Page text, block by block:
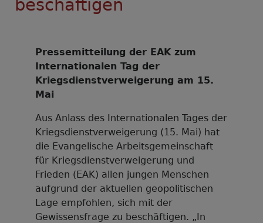
beschäftigen
Pressemitteilung der EAK zum
Internationalen Tag der
Kriegsdienstverweigerung am 15.
Mai
Aus Anlass des Internationalen Tages der
Kriegsdienstverweigerung (15. Mai) hat
die Evangelische Arbeitsgemeinschaft
für Kriegsdienstverweigerung und
Frieden (EAK) allen jungen Menschen
aufgrund der aktuellen geopolitischen
Lage empfohlen, sich mit der
Gewissensfrage zu beschäftigen. „In